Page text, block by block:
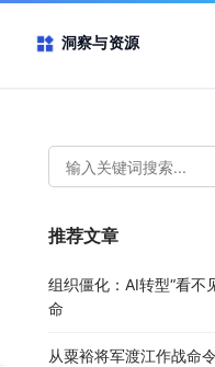
洞察与资源
推荐文章
组织僵化：AI转型“看不
命
从粟裕将军渡江作战命